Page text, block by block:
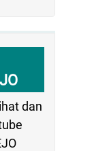
dan